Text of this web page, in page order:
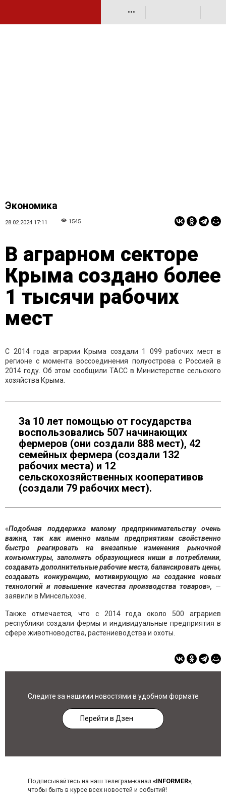
•••
Экономика
28.02.2024 17:11 1545
В аграрном секторе
Крыма создано более
1 тысячи рабочих
мест
С 2014 года аграрии Крыма создали 1 099 рабочих мест в
регионе с момента воссоединения полуострова с Россией в
2014 году. Об этом сообщили ТАСС в Министерстве сельского
хозяйства Крыма.
За 10 лет помощью от государства
воспользовались 507 начинающих
фермеров (они создали 888 мест), 42
семейных фермера (создали 132
рабочих места) и 12
сельскохозяйственных кооперативов
(создали 79 рабочих мест).
«Подобная поддержка малому предпринимательству очень
важна, так как именно малым предприятиям свойственно
быстро реагировать на внезапные изменения рыночной
конъюнктуры, заполнять образующиеся ниши в потреблении,
создавать дополнительные рабочие места, балансировать цены,
создавать конкуренцию, мотивирующую на создание новых
технологий и повышение качества производства товаров», —
заявили в Минсельхозе.
Также отмечается, что с 2014 года около 500 аграриев
республики создали фермы и индивидуальные предприятия в
сфере животноводства, растениеводства и охоты.
Следите за нашими новостями в удобном формате
Перейти в Дзен
Подписывайтесь на наш телеграм-канал «INFORMER»,
чтобы быть в курсе всех новостей и событий!